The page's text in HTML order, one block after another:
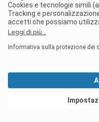
PiNCAMP Camping App